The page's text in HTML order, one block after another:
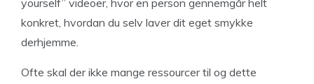
yourself” videoer, hvor en person gennemgår helt
konkret, hvordan du selv laver dit eget smykke
derhjemme.
Ofte skal der ikke mange ressourcer til og dette